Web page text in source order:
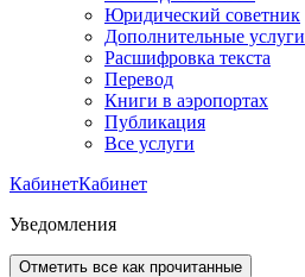
Юридический советник
Дополнительные услуги
Расшифровка текста
Перевод
Книги в аэропортах
Публикация
Все услуги
КабинетКабинет
Уведомления
Отметить все как прочитанные